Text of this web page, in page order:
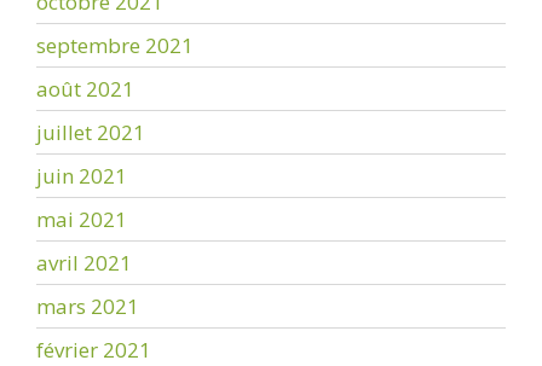
septembre 2021
août 2021
juillet 2021
juin 2021
mai 2021
avril 2021
mars 2021
février 2021